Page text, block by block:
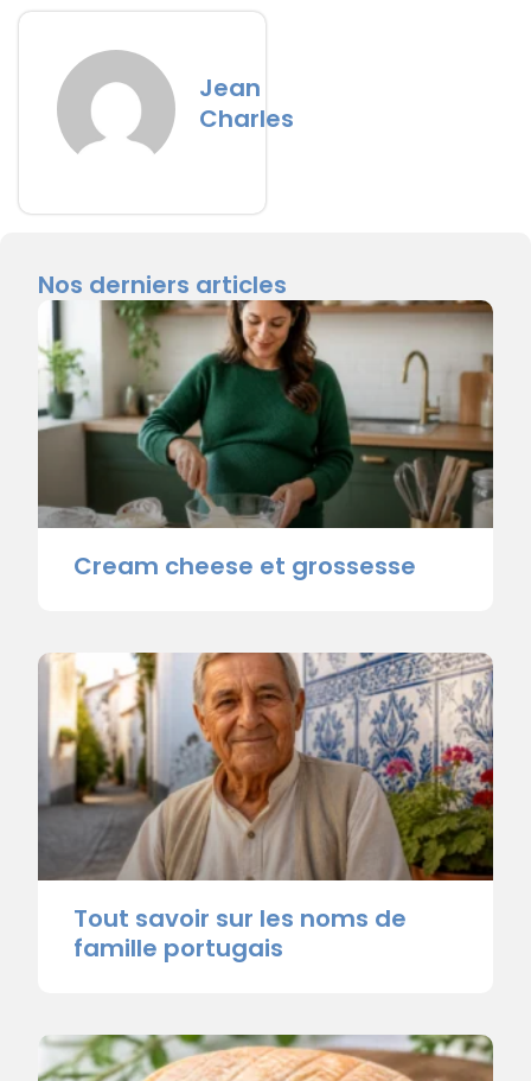
Jean
Charles
Nos derniers articles
Cream cheese et grossesse
Tout savoir sur les noms de
famille portugais